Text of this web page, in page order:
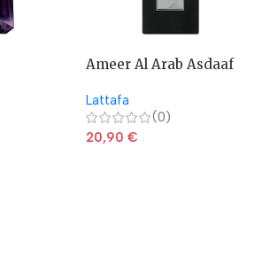
Ameer Al Arab Asdaaf
Lattafa
(0)
20,90€